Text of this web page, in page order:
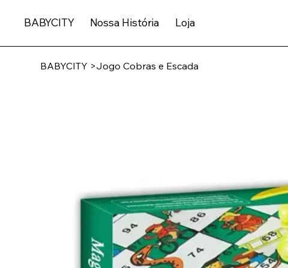
BABYCITY Nossa História Loja
BABYCITY >Jogo Cobras e Escada